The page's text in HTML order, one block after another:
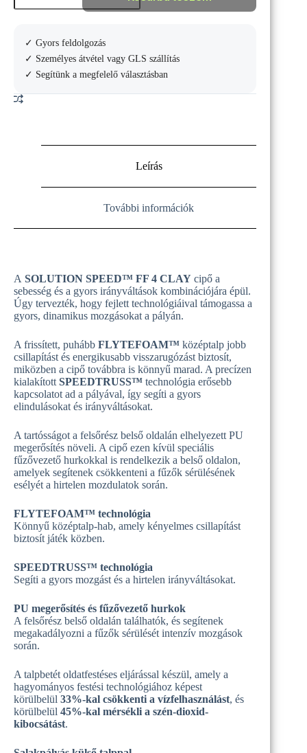
SPEED
CLAY
TENISZCIPŐ
mennyiség
✓ Gyors feldolgozás
✓ Személyes átvétel vagy GLS szállítás
✓ Segítünk a megfelelő választásban
Leírás
További információk
A SOLUTION SPEED™ FF 4 CLAY cipő a
sebesség és a gyors irányváltások kombinációjára épül.
Úgy tervezték, hogy fejlett technológiáival támogassa a
gyors, dinamikus mozgásokat a pályán.
A frissített, puhább FLYTEFOAM™ középtalp jobb
csillapítást és energikusabb visszarugózást biztosít,
miközben a cipő továbbra is könnyű marad. A precízen
kialakított SPEEDTRUSS™ technológia erősebb
kapcsolatot ad a pályával, így segíti a gyors
elindulásokat és irányváltásokat.
A tartósságot a felsőrész belső oldalán elhelyezett PU
megerősítés növeli. A cipő ezen kívül speciális
fűzővezető hurkokkal is rendelkezik a belső oldalon,
amelyek segítenek csökkenteni a fűzők sérülésének
esélyét a hirtelen mozdulatok során.
FLYTEFOAM™ technológia
Könnyű középtalp-hab, amely kényelmes csillapítást
biztosít játék közben.
SPEEDTRUSS™ technológia
Segíti a gyors mozgást és a hirtelen irányváltásokat.
PU megerősítés és fűzővezető hurkok
A felsőrész belső oldalán találhatók, és segítenek
megakadályozni a fűzők sérülését intenzív mozgások
során.
A talpbetét oldatfestéses eljárással készül, amely a
hagyományos festési technológiához képest
körülbelül 33%-kal csökkenti a vízfelhasználást, és
körülbelül 45%-kal mérsékli a szén-dioxid-
kibocsátást.